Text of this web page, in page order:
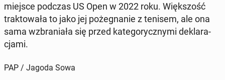
miejsce podczas US Open w 2022 roku. Więk­szość
trak­to­wa­ła to jako jej po­że­gna­nie z tenisem, ale ona
sama wzbra­nia­ła się przed ka­te­go­rycz­ny­mi de­kla­ra­
cja­mi.
PAP / Jagoda Sowa